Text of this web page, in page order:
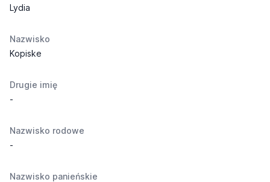
Lydia
Nazwisko
Kopiske
Drugie imię
-
Nazwisko rodowe
-
Nazwisko panieńskie